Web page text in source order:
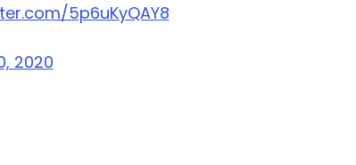
5p6uKyQAY8
2020